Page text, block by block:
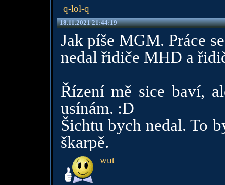
q-lol-q
18.11.2021 21:44:19
Jak píše MGM. Práce
nedal řidiče MHD a
Řízení mě sice baví,
usínám. :D
Šichtu bych nedal. To
škarpě.
wut